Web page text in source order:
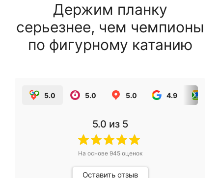
Держим планку
серьезнее, чем чемпионы
по фигурному катанию
5.0 5.0 5.0 4.9
5.0 из 5
На основе 945оценок
Оставить отзыв